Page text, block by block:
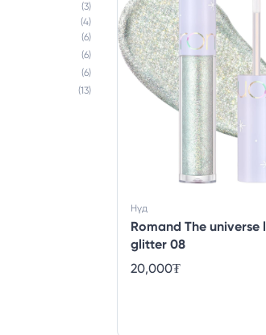
(3)
(4)
(6)
(6)
(6)
(13)
Romand The universe
glitter 08
Нүд
20,000₮